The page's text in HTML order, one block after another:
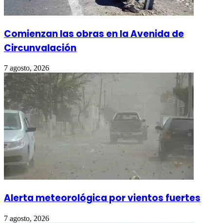
Comienzan las obras en la Avenida de
Circunvalación
7 agosto, 2026
Alerta meteorológica por vientos fuertes
7 agosto, 2026